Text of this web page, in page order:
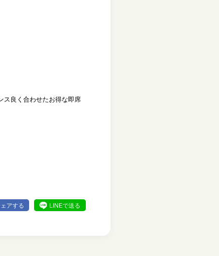
ス良く合わせたお得な即席
アする LINEで送る